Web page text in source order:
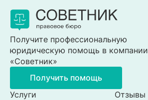
Получите профессиональную
юридическую помощь в компании
«Советник»
Получить помощь
Услуги
Отзывы